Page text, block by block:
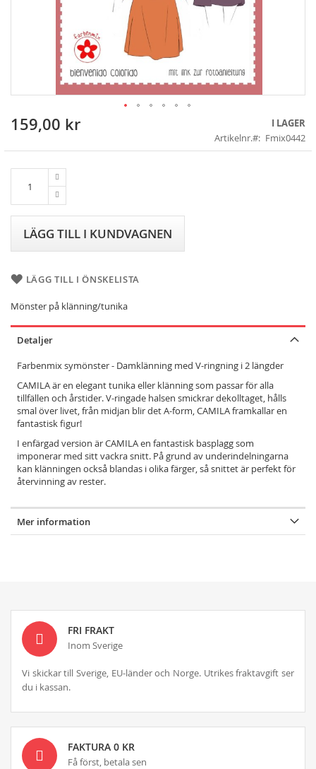
Skip
the
159,00 kr
I LAGER
Artikelnr.
Fmix0442
LÄGG TILL I KUNDVAGNEN
LÄGG TILL I ÖNSKELISTA
Mönster på klänning/tunika
Detaljer
Farbenmix symönster - Damklänning med V-ringning i 2 längder
CAMILA är en elegant tunika eller klänning som passar för alla
tillfällen och årstider. V-ringade halsen smickrar dekolltaget, hålls
smal över livet, från midjan blir det A-form, CAMILA framkallar en
fantastisk figur!
I enfärgad version är CAMILA en fantastisk basplagg som
imponerar med sitt vackra snitt. På grund av underindelningarna
kan klänningen också blandas i olika färger, så snittet är perfekt för
återvinning av rester.
Mer information
FRI FRAKT
Inom Sverige
Vi skickar till Sverige, EU-länder och Norge. Utrikes fraktavgift ser
du i kassan.
FAKTURA 0 KR
Få först, betala sen